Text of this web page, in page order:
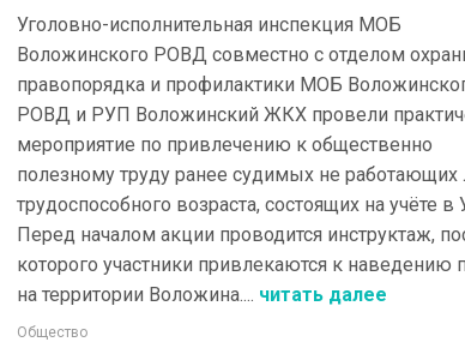
Уголовно-исполнительная инспекция МОБ
Воложинского РОВД совместно с отделом
правопорядка и профилактики МОБ
РОВД и РУП Воложинский ЖКХ провели
мероприятие по привлечению к общественно
полезному труду ранее судимых не работающих
трудоспособного возраста, состоящих на учёте
Перед началом акции проводится инструктаж,
которого участники привлекаются к наведению
на территории Воложина.... читать далее
Общество